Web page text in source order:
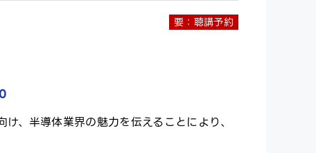
要：聴講予約
、半導体業界の魅力を伝えることにより、